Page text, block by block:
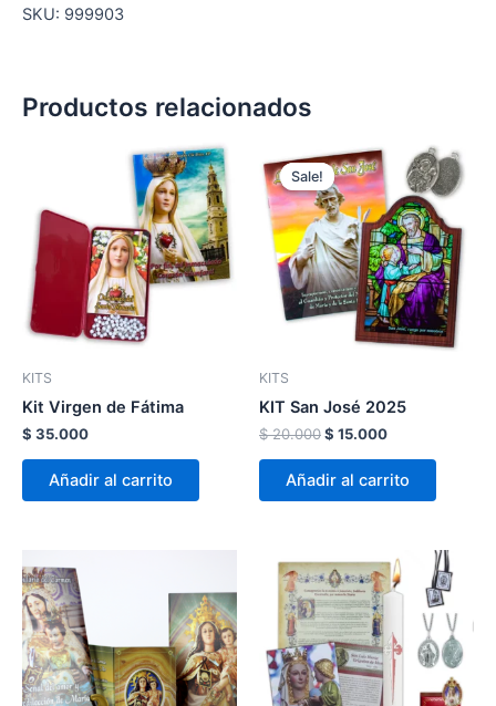
SKU: 999903
Productos relacionados
KITS
Kit Virgen de Fátima
$ 35.000
Añadir al carrito
Sale!
Sale!
KITS
KIT San José 2025
$20.000
Original
price
was:
$ 20.000.
$ 15.000
Current
price
$ 15.000.
Añadir al carrito